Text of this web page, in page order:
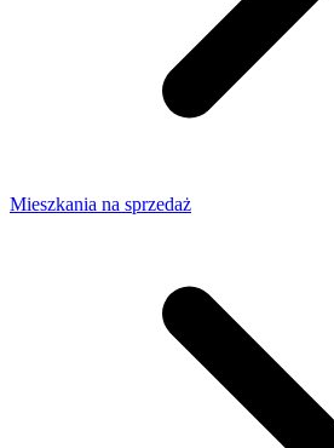
Mieszkania na sprzedaż